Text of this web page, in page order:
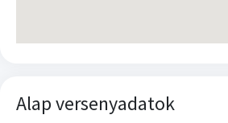
Alap versenyadatok